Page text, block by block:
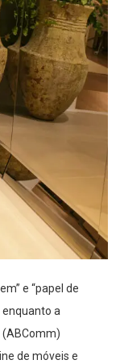
e “papel de
enquanto a
(ABComm)
de móveis e